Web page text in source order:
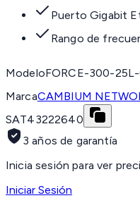
Puerto Gigabit
Rango de
ModeloFORCE-300-
MarcaCAMBIUM
SAT43222640
3 años de garantía
Inicia sesión para ver
Iniciar Sesión